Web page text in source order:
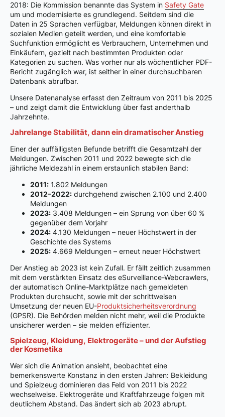
2018: Die Kommission benannte das System in Safety Gate
um und modernisierte es grundlegend. Seitdem sind die
Daten in 25 Sprachen verfügbar, Meldungen können direkt in
sozialen Medien geteilt werden, und eine komfortable
Suchfunktion ermöglicht es Verbrauchern, Unternehmen und
Einkäufern, gezielt nach bestimmten Produkten oder
Kategorien zu suchen. Was vorher nur als wöchentlicher PDF-
Bericht zugänglich war, ist seither in einer durchsuchbaren
Datenbank abrufbar.
Unsere Datenanalyse erfasst den Zeitraum von 2011 bis 2025
– und zeigt damit die Entwicklung über fast anderthalb
Jahrzehnte.
Jahrelange Stabilität, dann ein dramatischer Anstieg
Einer der auffälligsten Befunde betrifft die Gesamtzahl der
Meldungen. Zwischen 2011 und 2022 bewegte sich die
jährliche Meldezahl in einem erstaunlich stabilen Band:
2011: 1.802 Meldungen
2012–2022: durchgehend zwischen 2.100 und 2.400
Meldungen
2023: 3.408 Meldungen – ein Sprung von über 60 %
gegenüber dem Vorjahr
2024: 4.130 Meldungen – neuer Höchstwert in der
Geschichte des Systems
2025: 4.669 Meldungen – erneut neuer Höchstwert
Der Anstieg ab 2023 ist kein Zufall. Er fällt zeitlich zusammen
mit dem verstärkten Einsatz des eSurveillance-Webcrawlers,
der automatisch Online-Marktplätze nach gemeldeten
Produkten durchsucht, sowie mit der schrittweisen
Umsetzung der neuen EU-Produktsicherheitsverordnung
(GPSR). Die Behörden melden nicht mehr, weil die Produkte
unsicherer werden – sie melden effizienter.
Spielzeug, Kleidung, Elektrogeräte – und der Aufstieg
der Kosmetika
Wer sich die Animation ansieht, beobachtet eine
bemerkenswerte Konstanz in den ersten Jahren: Bekleidung
und Spielzeug dominieren das Feld von 2011 bis 2022
wechselweise. Elektrogeräte und Kraftfahrzeuge folgen mit
deutlichem Abstand. Das ändert sich ab 2023 abrupt.